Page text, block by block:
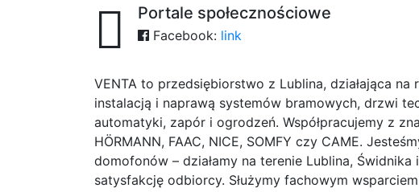
Portale społecznościowe
Facebook: link
VENTA to przedsiębiorstwo z Lublina, działająca
instalacją i naprawą systemów bramowych, drzwi
automatyki, zapór i ogrodzeń. Współpracujemy z
HÖRMANN, FAAC, NICE, SOMFY czy CAME.
domofonów – działamy na terenie Lublina,
satysfakcję odbiorcy. Służymy fachowym